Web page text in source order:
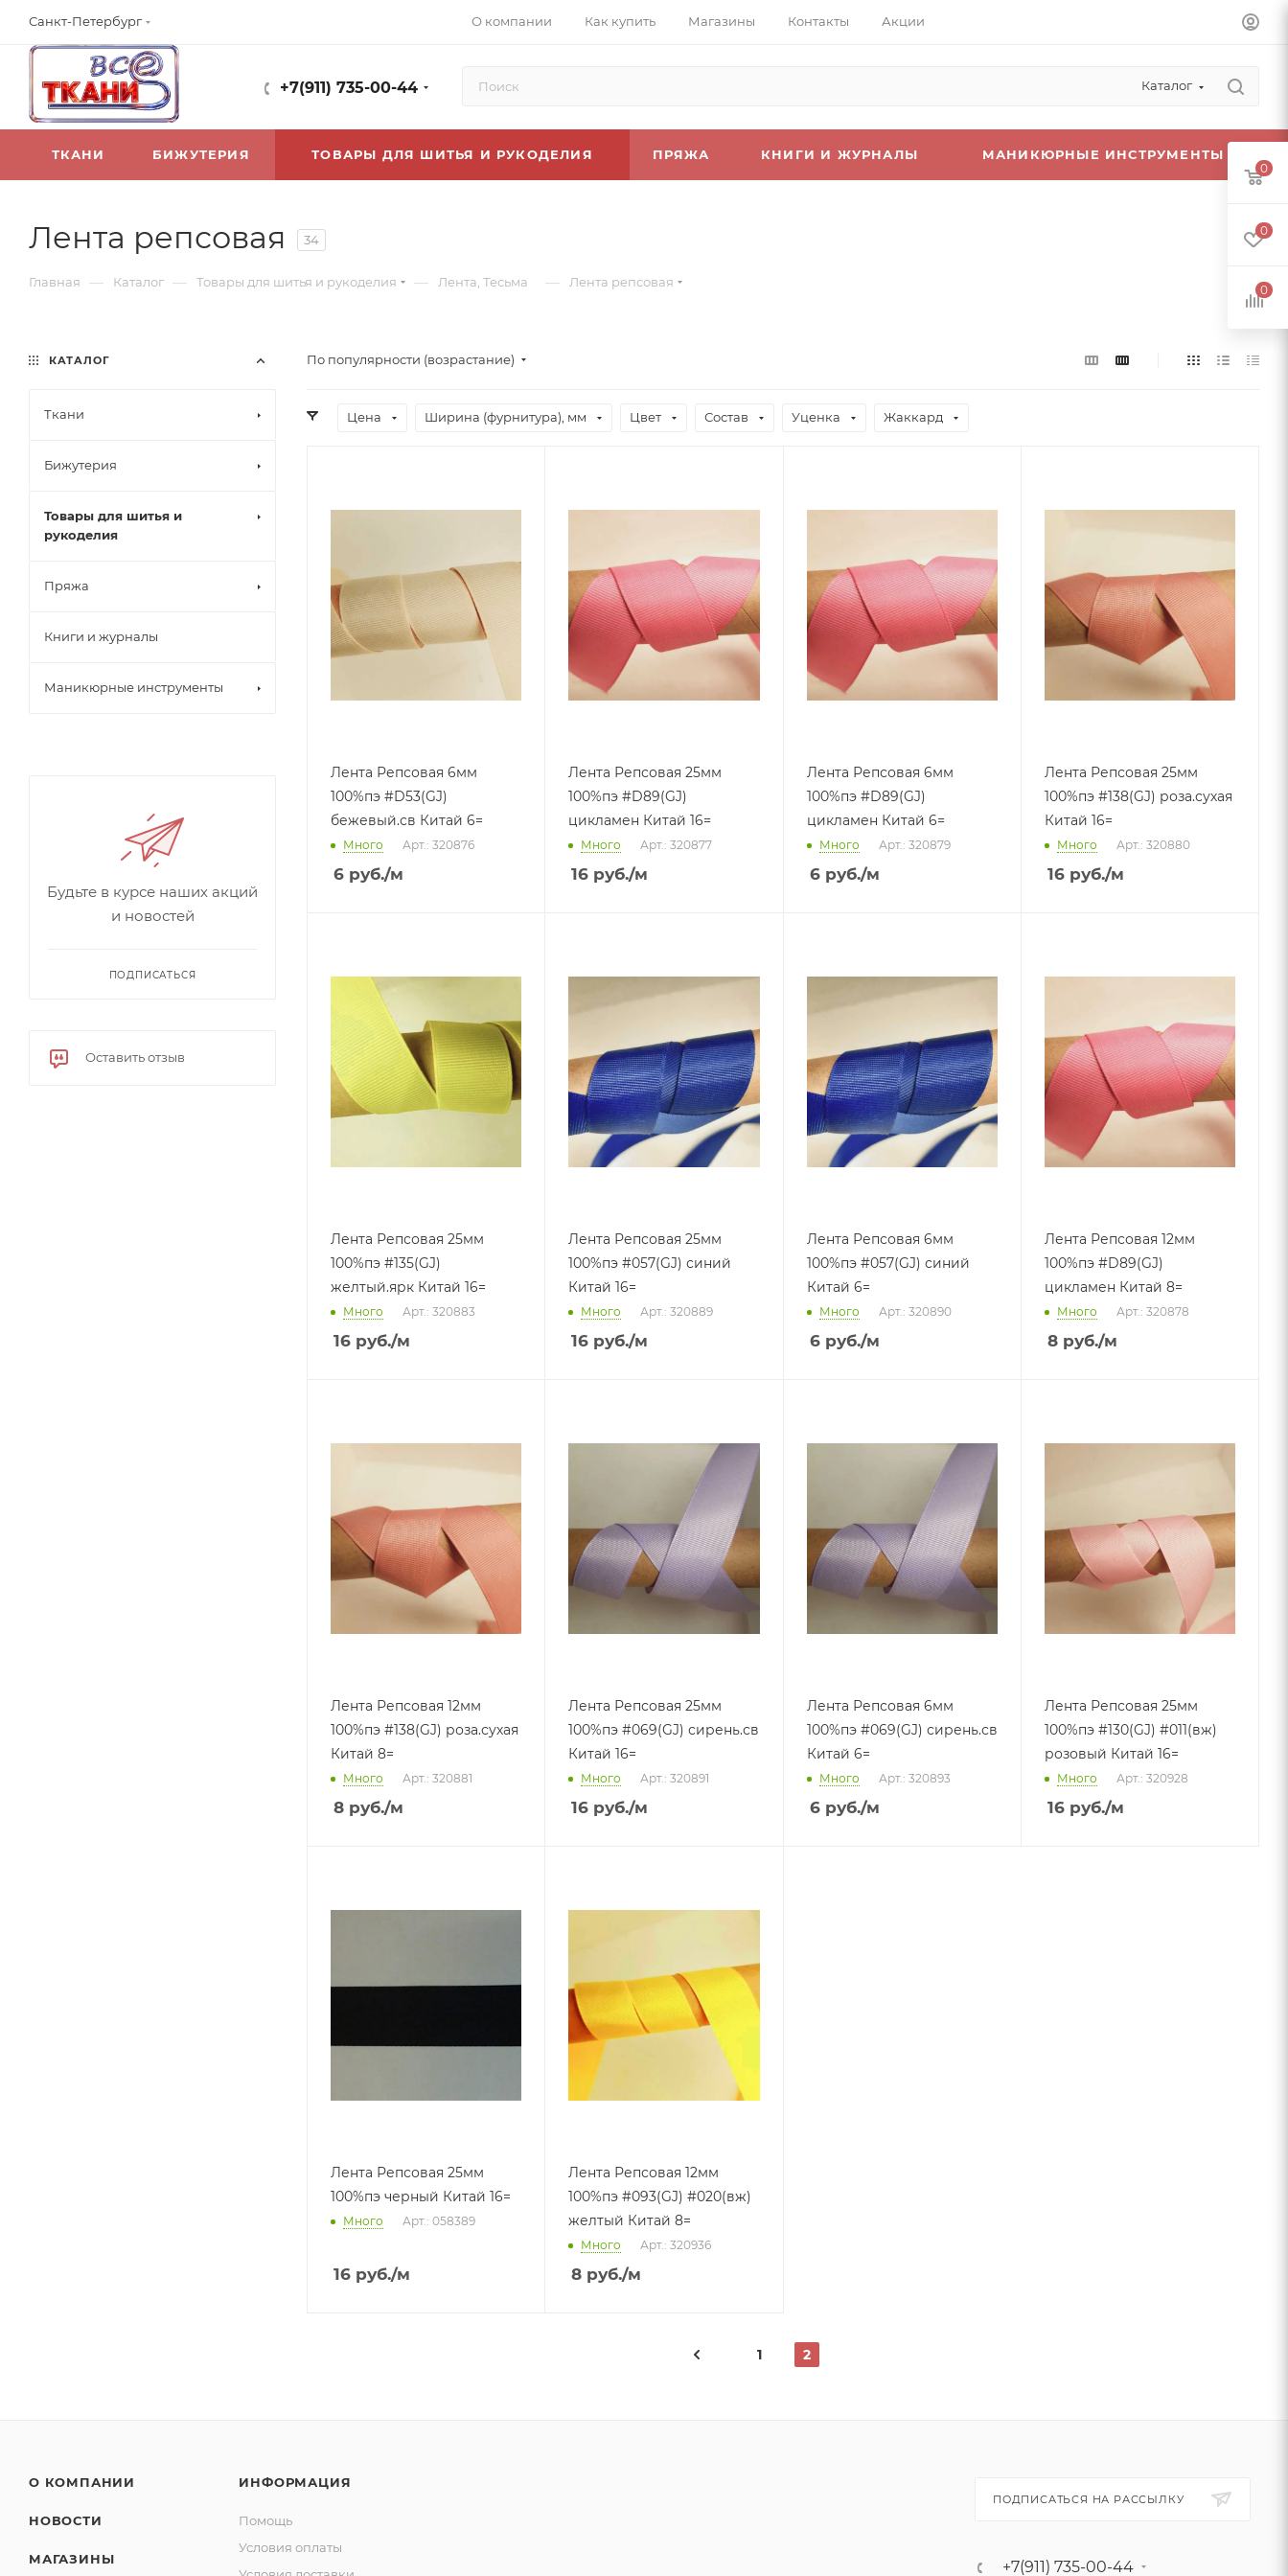
Санкт-Петербург О компании Как купить Магазины Контакты Акции
+7(911) 735-00-44 Каталог
ТКАНИ БИЖУТЕРИЯ ТОВАРЫ ДЛЯ ШИТЬЯ И РУКОДЕЛИЯ ПРЯЖА КНИГИ И ЖУРНАЛЫ МАНИКЮРНЫЕ ИНСТРУМЕНТЫ
Лента репсовая 34
Главная — Каталог — Товары для шитья и рукоделия — Лента, Тесьма — Лента репсовая
По популярности (возрастание)
Цена Ширина (фурнитура), мм Цвет Состав Уценка Жаккард
Лента Репсовая 6мм
100%пэ #D53(GJ)
бежевый.св Китай 6=
Много Арт.: 320876
6 руб./м
Лента Репсовая 25мм
100%пэ #D89(GJ)
цикламен Китай 16=
Много Арт.: 320877
16 руб./м
Лента Репсовая 6мм
100%пэ #D89(GJ)
цикламен Китай 6=
Много Арт.: 320879
6руб./м
Лента Репсовая 25мм
100%пэ #138(GJ) роза.сухая
Китай 16=
Много Арт.: 320880
16руб./м
Лента Репсовая 25мм
100%пэ #135(GJ)
желтый.ярк Китай 16=
Много Арт.: 320883
16 руб./м
Лента Репсовая 25мм
100%пэ #057(GJ) синий
Китай 16=
Много Арт.: 320889
16 руб./м
Лента Репсовая 6мм
100%пэ #057(GJ) синий
Китай 6=
Много Арт.: 320890
6руб./м
Лента Репсовая 12мм
100%пэ #D89(GJ)
цикламен Китай 8=
Много Арт.: 320878
8руб./м
Лента Репсовая 12мм
100%пэ #138(GJ) роза.сухая
Китай 8=
Много Арт.: 320881
8 руб./м
Лента Репсовая 25мм
100%пэ #069(GJ) сирень.св
Китай 16=
Много Арт.: 320891
16 руб./м
Лента Репсовая 6мм
100%пэ #069(GJ) сирень.св
Китай 6=
Много Арт.: 320893
6руб./м
Лента Репсовая 25мм
100%пэ #130(GJ) #011(вж)
розовый Китай 16=
Много Арт.: 320928
16руб./м
Лента Репсовая 25мм
100%пэ черный Китай 16=
Много Арт.: 058389
16 руб./м
Лента Репсовая 12мм
100%пэ #093(GJ) #020(вж)
желтый Китай 8=
Много Арт.: 320936
8 руб./м
1 2
КАТАЛОГ
Ткани
Бижутерия
Товары для шитья и
рукоделия
Пряжа
Книги и журналы
Маникюрные инструменты
Будьте в курсе наших акций
и новостей
ПОДПИСАТЬСЯ
Оставить отзыв
О КОМПАНИИ
НОВОСТИ
МАГАЗИНЫ
ИНФОРМАЦИЯ
Помощь
Условия оплаты
ПОДПИСАТЬСЯ НА РАССЫЛКУ
+7(911) 735-00-44
0
0
0